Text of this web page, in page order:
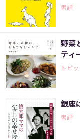
書評
野菜
ティ
トピ
銀座
書評